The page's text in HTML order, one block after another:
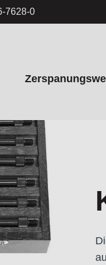
7628-0